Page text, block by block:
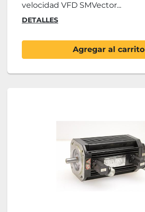
velocidad VFD SMVector...
DETALLES
Agregar al carrito